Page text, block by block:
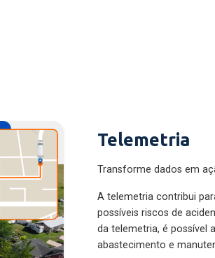
Telemetria
Transforme dados em
A telemetria contribui
possíveis riscos de
da telemetria, é possível
abastecimento e